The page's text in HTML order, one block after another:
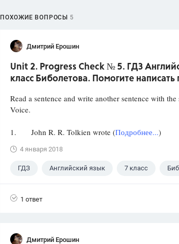
ПОХОЖИЕ ВОПРОСЫ 5
Дмитрий Ерошин
Unit 2. Progress Check № 5. ГДЗ
класс Биболетова. Помогите
Read a sentence and write another sentence with
Voice.
1. John R. R. Tolkien wrote (Подробнее...)
4 января 2018
ГДЗ Английский язык 7 класс
1 ответ
Дмитрий Ерошин